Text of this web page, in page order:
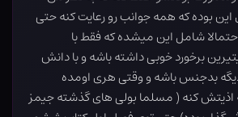
بوده که همه جوانب رو رعایت کنه حتی
شامل این میشده که فقط با
برخورد خوبی داشته باشه و با دانش
بدجنس باشه و وقتی هری اومده
اذیتش کنه ( مسلما بولی های گذشته جیمز